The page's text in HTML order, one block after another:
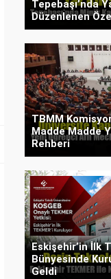
Tepebaşı’nda
Düzenlenen
TBMM
Madde Madde
Rehberi
Eskişehir’in İlk
Bünyesinde
Geldi